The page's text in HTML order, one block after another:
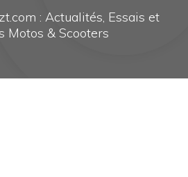
: Actualités, Essais et
Motos & Scooters